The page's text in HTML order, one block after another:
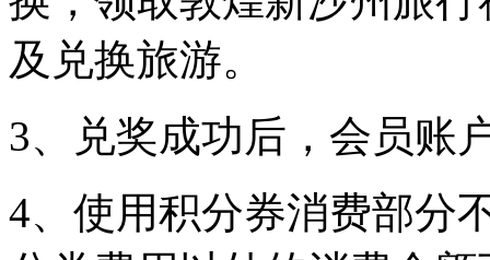
及兑换旅游。
3、兑奖成功后，会员账
4、使用积分券消费部分